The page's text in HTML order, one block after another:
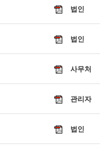
법인
법인
사무처
관리자
법인